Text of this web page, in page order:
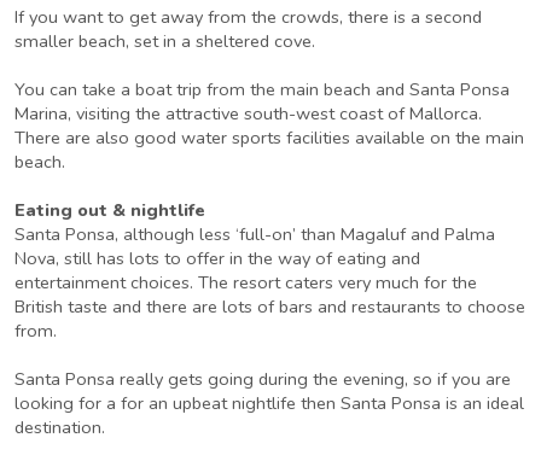
If you want to get away from the crowds, there is a second
smaller beach, set in a sheltered cove.
You can take a boat trip from the main beach and Santa Ponsa
Marina, visiting the attractive south-west coast of Mallorca.
There are also good water sports facilities available on the main
beach.
Eating out & nightlife
Santa Ponsa, although less ‘full-on’ than Magaluf and Palma
Nova, still has lots to offer in the way of eating and
entertainment choices. The resort caters very much for the
British taste and there are lots of bars and restaurants to choose
from.
Santa Ponsa really gets going during the evening, so if you are
looking for a for an upbeat nightlife then Santa Ponsa is an ideal
destination.